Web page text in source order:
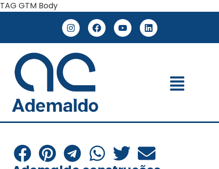
TAG GTM Body